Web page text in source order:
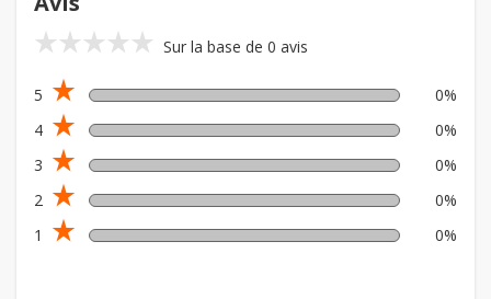
star_ratestar_ratestar_ratestar_ratestar_rate Sur la base de 0 avis
5 star_rate
0%
4 star_rate
0%
3 star_rate
0%
2 star_rate
0%
1
star_rate 0%